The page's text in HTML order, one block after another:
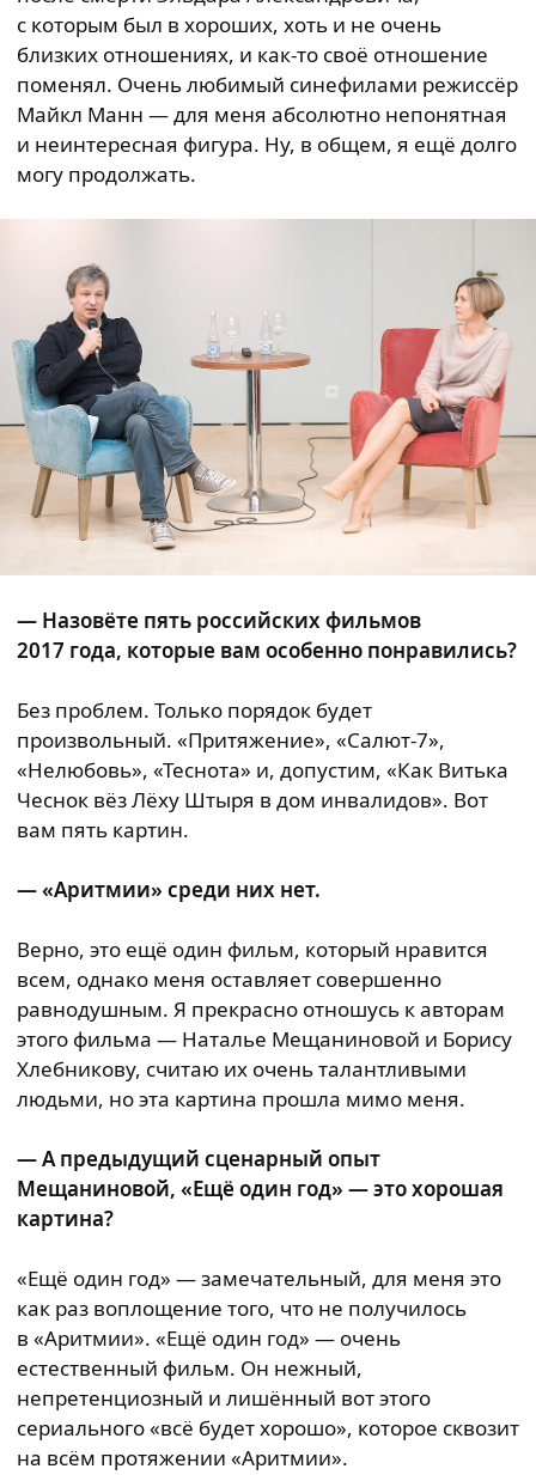
с которым был в хороших, хоть и не очень
близких отношениях, и как-то своё отношение
поменял. Очень любимый синефилами режиссёр
Майкл Манн — для меня абсолютно непонятная
и неинтересная фигура. Ну, в общем, я ещё долго
могу продолжать.
— Назовёте пять российских фильмов
2017 года, которые вам особенно понравились?
Без проблем. Только порядок будет
произвольный. «Притяжение», «Салют-7»,
«Нелюбовь», «Теснота» и, допустим, «Как Витька
Чеснок вёз Лёху Штыря в дом инвалидов». Вот
вам пять картин.
— «Аритмии» среди них нет.
Верно, это ещё один фильм, который нравится
всем, однако меня оставляет совершенно
равнодушным. Я прекрасно отношусь к авторам
этого фильма — Наталье Мещаниновой и Борису
Хлебникову, считаю их очень талантливыми
людьми, но эта картина прошла мимо меня.
— А предыдущий сценарный опыт
Мещаниновой, «Ещё один год» — это хорошая
картина?
«Ещё один год» — замечательный, для меня это
как раз воплощение того, что не получилось
в «Аритмии». «Ещё один год» — очень
естественный фильм. Он нежный,
непретенциозный и лишённый вот этого
сериального «всё будет хорошо», которое сквозит
на всём протяжении «Аритмии».